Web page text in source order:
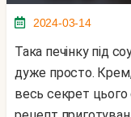
2024-03-14
Така печінку під соусом в домашніх умовах готується
дуже просто. Крем,
весь секрет